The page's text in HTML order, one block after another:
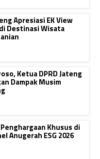
Apresiasi EK View
Destinasi Wisata
Ketua DPRD Jateng
Dampak Musim
Khusus di
Anugerah ESG 2026